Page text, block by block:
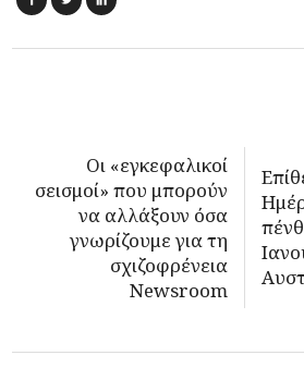
Οι «εγκεφαλικοί
σεισμοί» που μπορούν
να αλλάξουν όσα
γνωρίζουμε για τη
σχιζοφρένεια
Newsroom